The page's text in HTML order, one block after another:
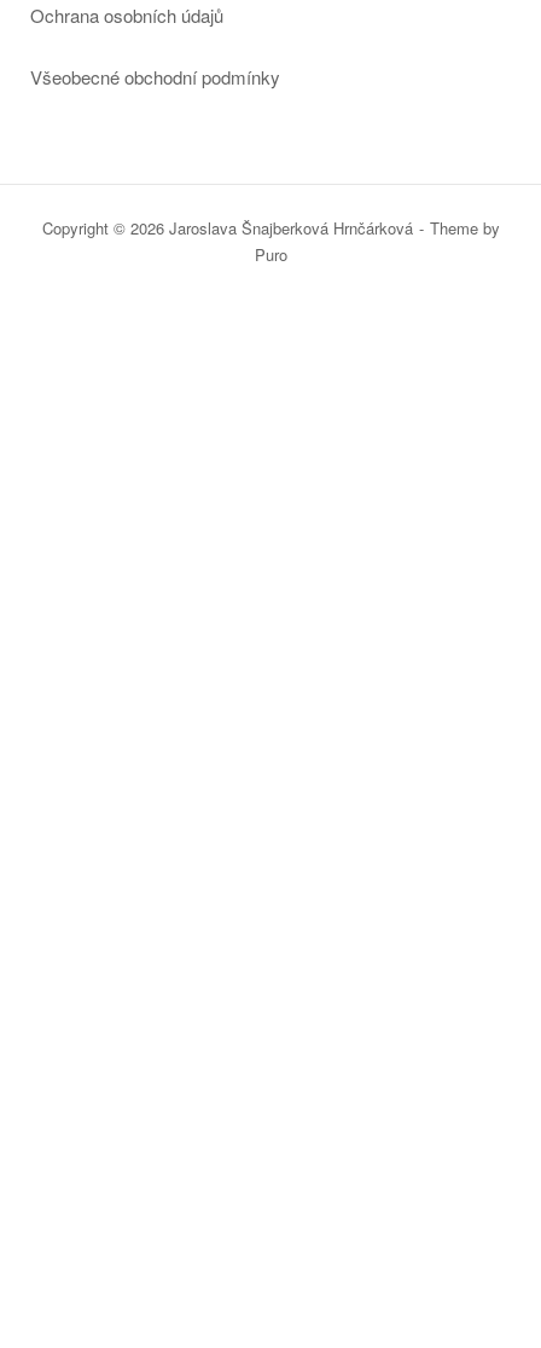
Ochrana osobních údajů
Všeobecné obchodní podmínky
Copyright © 2026 Jaroslava Šnajberková Hrnčárková
Theme by
Puro